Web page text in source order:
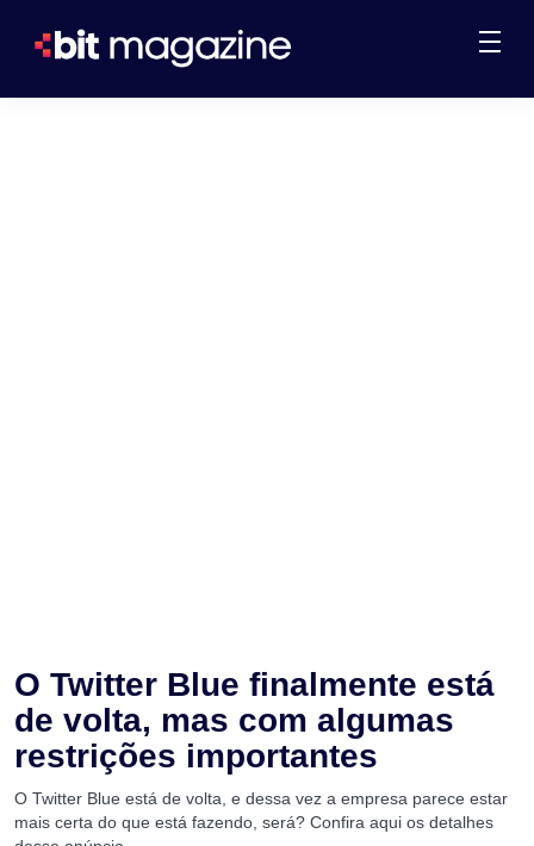
O Twitter Blue finalmente está
de volta, mas com algumas
restrições importantes
O Twitter Blue está de volta, e dessa vez a empresa parece estar
mais certa do que está fazendo, será? Confira aqui os detalhes